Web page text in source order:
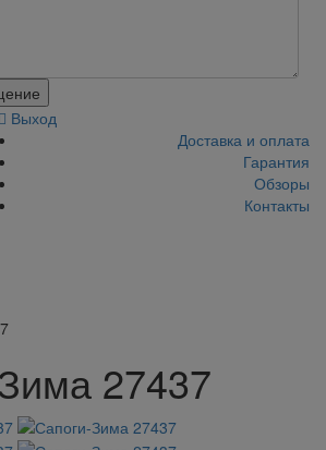
Выход
Доставка и оплата
Гарантия
Обзоры
Контакты
27437